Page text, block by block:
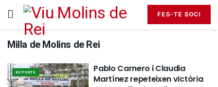
FES-TE SOCI
Milla de Molins de Rei
ESPORTS
Pablo Carnero i Claudia
Martínez repeteixen victòria